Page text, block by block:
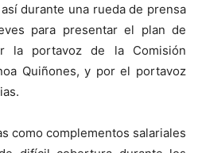
durante una rueda de prensa
para presentar el plan de
la portavoz de la Comisión
Quiñones, y por el portavoz
como complementos salariales